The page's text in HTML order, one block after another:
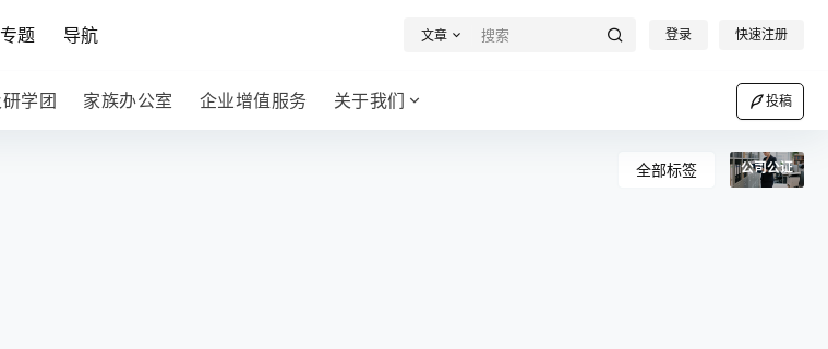
专题 导航 文章 登录 快速注册
学团 家族办公室 企业增值服务 关于我们 投稿
全部标签 公司公证